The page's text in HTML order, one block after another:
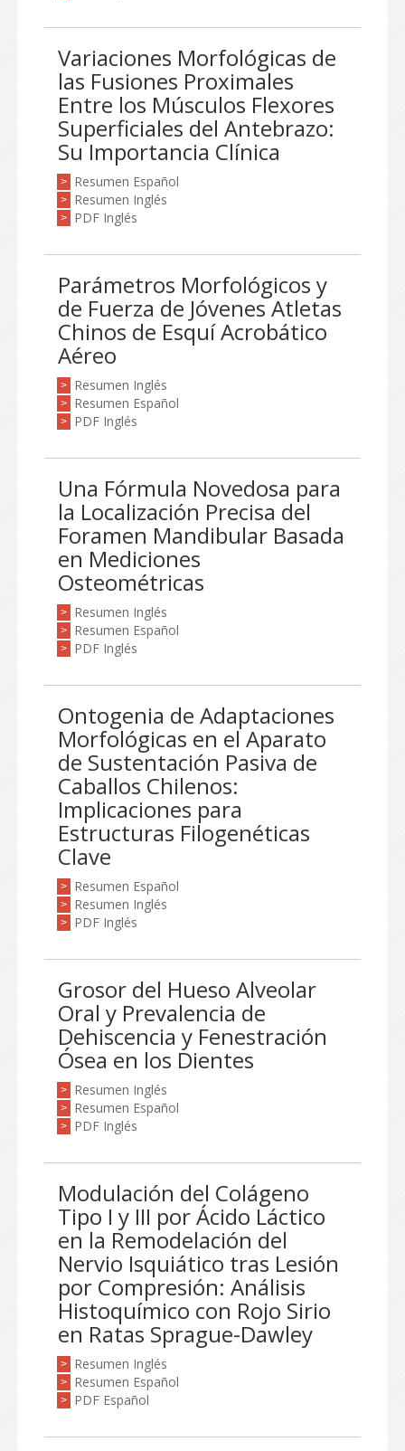
Variaciones Morfológicas de
las Fusiones Proximales
Entre los Músculos Flexores
Superficiales del Antebrazo:
Su Importancia Clínica
> Resumen Español
> Resumen Inglés
> PDF Inglés
Parámetros Morfológicos y
de Fuerza de Jóvenes Atletas
Chinos de Esquí Acrobático
Aéreo
> Resumen Inglés
> Resumen Español
> PDF Inglés
Una Fórmula Novedosa para
la Localización Precisa del
Foramen Mandibular Basada
en Mediciones
Osteométricas
> Resumen Inglés
> Resumen Español
> PDF Inglés
Ontogenia de Adaptaciones
Morfológicas en el Aparato
de Sustentación Pasiva de
Caballos Chilenos:
Implicaciones para
Estructuras Filogenéticas
Clave
> Resumen Español
> Resumen Inglés
> PDF Inglés
Grosor del Hueso Alveolar
Oral y Prevalencia de
Dehiscencia y Fenestración
Ósea en los Dientes
> Resumen Inglés
> Resumen Español
> PDF Inglés
Modulación del Colágeno
Tipo I y III por Ácido Láctico
en la Remodelación del
Nervio Isquiático tras Lesión
por Compresión: Análisis
Histoquímico con Rojo Sirio
en Ratas Sprague-Dawley
> Resumen Inglés
> Resumen Español
> PDF Español